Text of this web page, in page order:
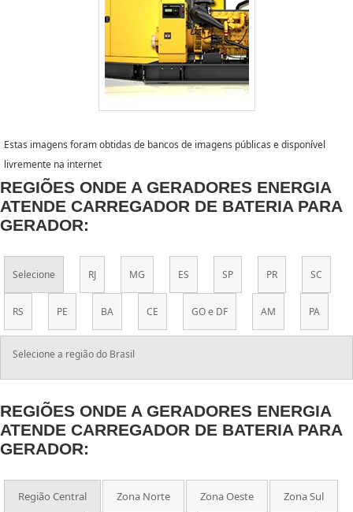
Estas imagens foram obtidas de bancos de imagens públicas e disponível
livremente na internet
REGIÕES ONDE A GERADORES ENERGIA
ATENDE CARREGADOR DE BATERIA PARA
GERADOR:
Selecione RJ MG ES SP PR SC
RS PE BA CE GO e DF AM PA
Selecione a região do Brasil
REGIÕES ONDE A GERADORES ENERGIA
ATENDE CARREGADOR DE BATERIA PARA
GERADOR:
Região Central Zona Norte Zona Oeste Zona Sul